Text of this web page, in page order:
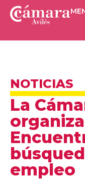
NOTICIAS
La
empleo